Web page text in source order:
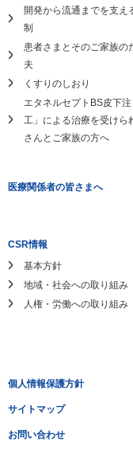
開発から流通までを支え
制
患者さまとそのご家族の
夫
くすりのしおり
エタネルセプトBS皮下
工」による治療を受けら
さんとご家族の方へ
医療関係者の皆さまへ
CSR情報
基本方針
地域・社会への取り組み
人権・労働への取り組み
個人情報保護方針
サイトマップ
お問い合わせ